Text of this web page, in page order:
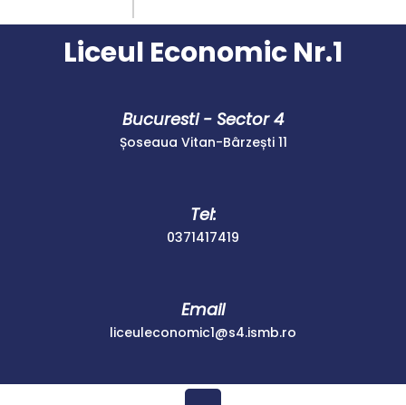
to
Liceul Economic Nr.1
Bucuresti - Sector 4
Șoseaua Vitan-Bârzești 11
Tel:
0371417419
Email
liceuleconomic1@s4.ismb.ro